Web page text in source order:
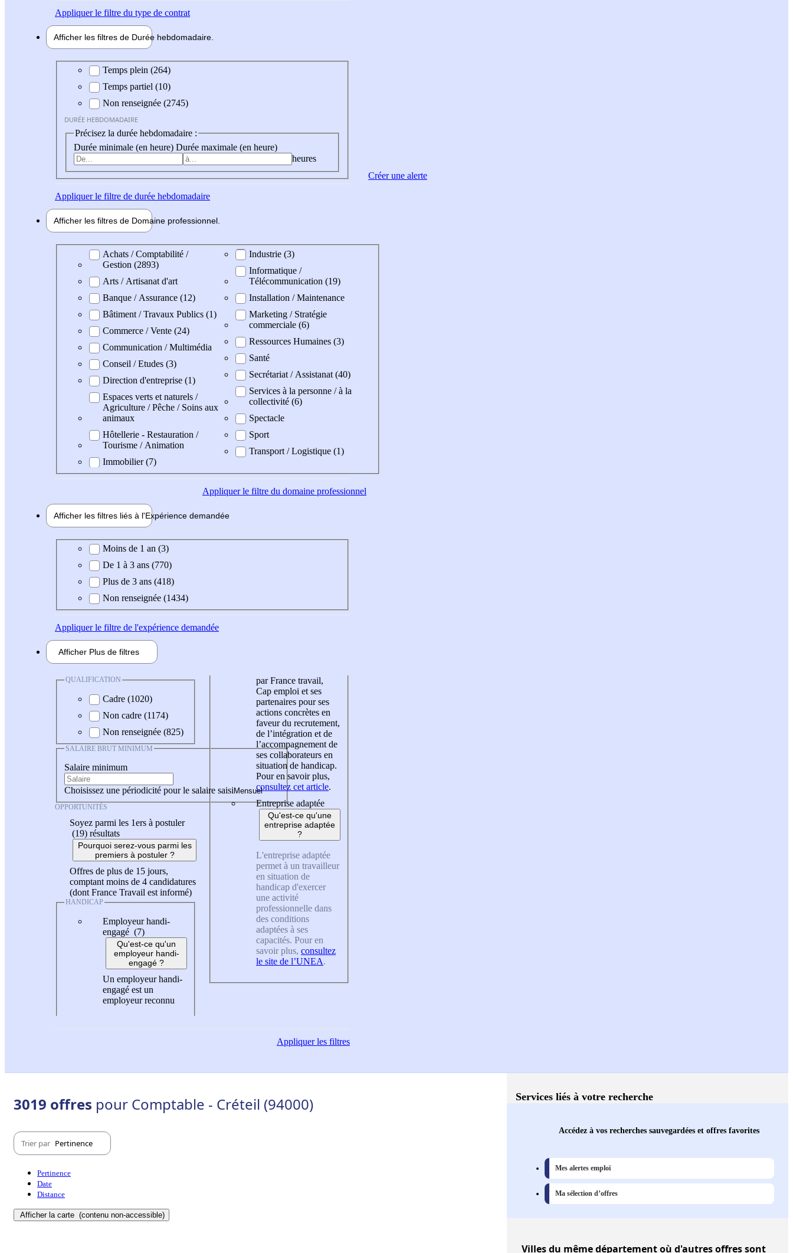
Appliquerle filtre du type de contrat
Afficher les filtres de Durée hebdomadaire
Durée hebdomadaire
Temps plein (264)
Temps partiel (10)
Non renseignée (2745)
DURÉE HEBDOMADAIRE
Précisez la durée hebdomadaire :
Durée minimale (en heure) Durée maximale (en heure)
heures
Appliquerle filtre de durée hebdomadaire
Afficher les filtres de Domaine professionnel
Domaine professionel
Achats / Comptabilité /
Gestion (2893)
Arts / Artisanat d'art
Banque / Assurance (12)
Bâtiment / Travaux Publics (1)
Commerce / Vente (24)
Communication / Multimédia
Conseil / Etudes (3)
Direction d'entreprise (1)
Espaces verts et naturels /
Agriculture / Pêche / Soins aux
animaux
Hôtellerie - Restauration /
Tourisme / Animation
Immobilier (7)
Industrie (3)
Informatique /
Télécommunication (19)
Installation / Maintenance
Marketing / Stratégie
commerciale (6)
Ressources Humaines (3)
Santé
Secrétariat / Assistanat (40)
Services à la personne / à la
collectivité (6)
Spectacle
Sport
Transport / Logistique (1)
Appliquerle filtre du domaine professionnel
Afficher les filtres liés à l'Expérience demandée
Expérience demandée
Moins de 1 an (3)
De 1 à 3 ans (770)
Plus de 3 ans (418)
Non renseignée (1434)
Appliquerle filtre de l'expérience demandée
Afficher Plus de filtres
QUALIFICATION
Cadre (1020)
Non cadre (1174)
Non renseignée (825)
SALAIRE BRUT MINIMUM
Salaire minimum
Choisissez une périodicité pour le salaire saisi
OPPORTUNITÉS
Soyez parmi les 1ers à postuler
(19) résultats
Pourquoi serez-vous parmi les
premiers à postuler ?
Offres de plus de 15 jours,
comptant moins de 4 candidatures
(dont France Travail est informé)
HANDICAP
Employeur handi-
engagé (7)
Qu'est-ce qu'un
employeur handi-
engagé ?
Un employeur handi-
engagé est un
employeur reconnu
par France travail,
Cap emploi et ses
partenaires pour ses
actions concrètes en
faveur du recrutement,
de l’intégration et de
l’accompagnement de
ses collaborateurs en
situation de handicap.
Pour en savoir plus,
consultez cet article.
Entreprise adaptée
Qu'est-ce qu'une
entreprise adaptée
?
L'entreprise adaptée
permet à un travailleur
en situation de
handicap d'exercer
une activité
professionnelle dans
des conditions
adaptées à ses
capacités. Pour en
savoir plus, consultez
le site de l’UNEA.
Appliquerles filtres
Créer une alerte
3019 offres pour Comptable - Créteil (94000)
Trier par Pertinence
Pertinence
Date
Distance
Afficher la carte (contenu non-accessible)
Services liés à votre recherche
Accédez à vos recherches sauvegardées et offres favorites
Mes alertes emploi
Ma sélection d’offres
Villesdu même département où d'autres offres sont